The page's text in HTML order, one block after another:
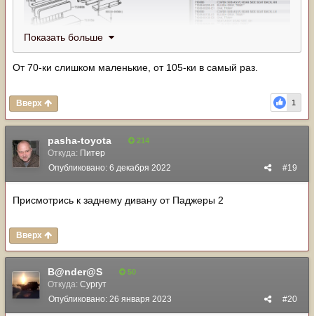
Показать больше
От 70-ки слишком маленькие, от 105-ки в самый раз.
1
Вверх
pasha-toyota 214
Откуда: Питер
#19
Опубликовано: 6 декабря 2022
Присмотрись к заднему дивану от Паджеры 2
Вверх
B@nder@S 50
Откуда: Сургут
#20
Опубликовано: 26 января 2023